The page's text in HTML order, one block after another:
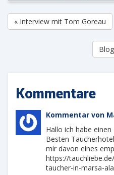
« Interview mit Tom Goreau
Kommentare
Kommentar von
Hallo ich habe
Besten
mir davon eines
https://
taucher-in-marsa-